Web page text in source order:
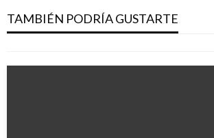
TAMBIÉN PODRÍA GUSTARTE
gestión sostenible de la
Manuel Reyes Beltran viernes mayo 22, 2020